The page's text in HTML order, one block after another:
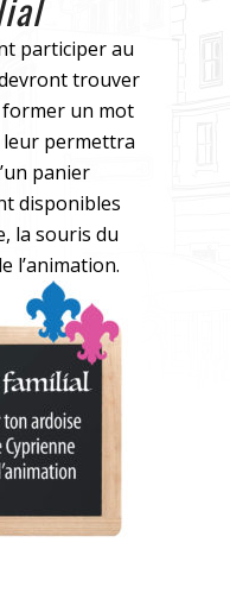
participer au
trouver
former un mot
leur permettra
panier
disponibles
la souris du
l’animation.